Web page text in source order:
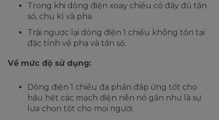
Trong khi dòng điện xoay chiều có đầy đủ tần
số, chu kì và pha
Trái ngược lại dòng điện 1 chiều không tồn tại
đặc tính về pha và tần số.
Về mức độ sử dụng:
Dòng điện 1 chiều đa phần đáp ứng tốt cho
hầu hết các mạch điện nên nó gần như là sự
lựa chọn tốt cho mọi người.